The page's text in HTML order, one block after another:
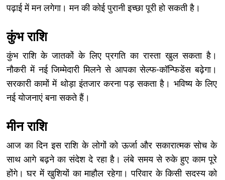
पढ़ाई में मन लगेगा। मन की कोई पुरानी इच्छा पूरी हो सकती है।
कुंभ राशि
कुंभ राशि के जातकों के लिए प्रगति का रास्ता खुल सकता है।
नौकरी में नई जिम्मेदारी मिलने से आपका सेल्फ-कॉन्फिडेंस बढ़ेगा।
सरकारी कामों में थोड़ा इंतजार करना पड़ सकता है। भविष्य के लिए
नई योजनाएं बना सकते हैं।
मीन राशि
आज का दिन इस राशि के लोगों को ऊर्जा और सकारात्मक सोच के
साथ आगे बढ़ने का संदेश दे रहा है। लंबे समय से रुके हुए काम पूरे
होंगे। घर में खुशियों का माहौल रहेगा। परिवार के किसी सदस्य को